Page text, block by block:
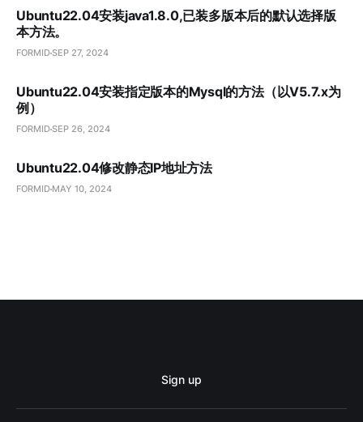
Ubuntu22.04安装java1.8.0,已装多版本后的默认选择版
本方法。
FORMIDSEP 27, 2024
Ubuntu22.04安装指定版本的Mysql的方法（以V5.7.x为
例）
FORMIDSEP 26, 2024
Ubuntu22.04修改静态IP地址方法
FORMID MAY 10, 2024
Sign up